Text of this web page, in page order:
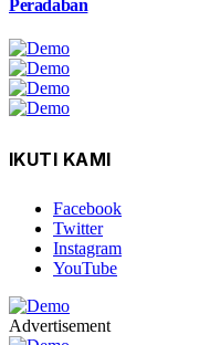
Peradaban
IKUTI KAMI
Facebook
Twitter
Instagram
YouTube
Advertisement